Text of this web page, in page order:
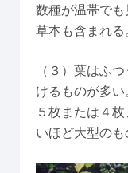
数種が温帯で
草本も含まれる
（３）葉はふ
けるものが多
５枚または４
いほど大型のも